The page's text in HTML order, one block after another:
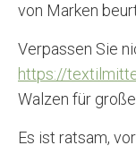
von Marken
Verpassen Sie
https://
Walzen für
Es ist ratsam,